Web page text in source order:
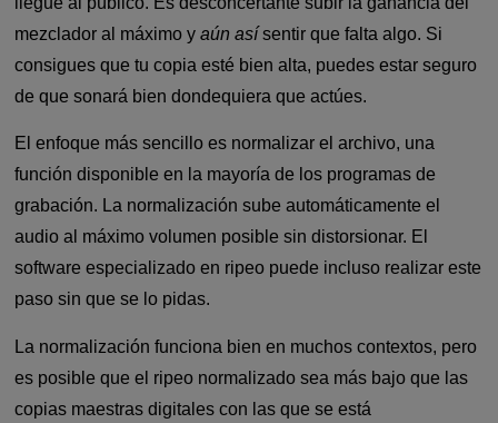
mezclador al máximo yaún asísentir que falta algo. Si
consigues que tu copia esté bien alta, puedes estar seguro
de que sonará bien dondequiera que actúes.
El enfoque más sencillo es normalizar el archivo, una
función disponible en la mayoría de los programas de
grabación. La normalización sube automáticamente el
audio al máximo volumen posible sin distorsionar. El
software especializado en ripeo puede incluso realizar este
paso sin que se lo pidas.
La normalización funciona bien en muchos contextos, pero
es posible que el ripeo normalizado sea más bajo que las
copias maestras digitales con las que se está